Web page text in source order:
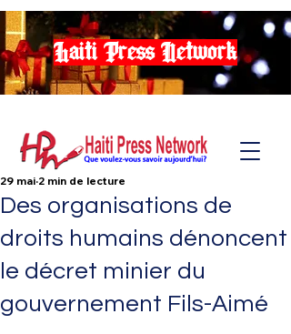
Haiti Press Network
Des organisations de
droits humains dénoncent
le décret minier du
gouvernement Fils-Aimé
29 mai 2 min de lecture